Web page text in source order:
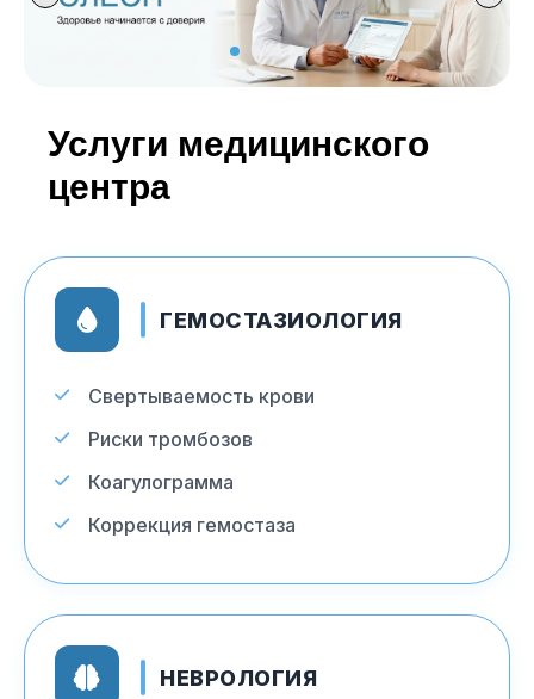
Услуги медицинского
центра
ГЕМОСТАЗИОЛОГИЯ
Свертываемость крови
Риски тромбозов
Коагулограмма
Коррекция гемостаза
НЕВРОЛОГИЯ